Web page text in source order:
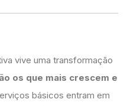
vive uma transformação
os que mais crescem e
básicos entram em